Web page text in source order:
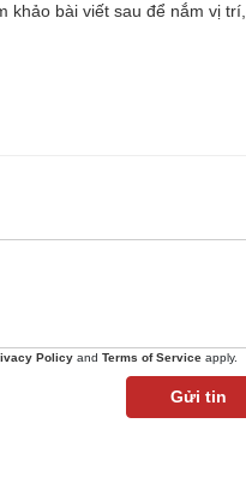
khảo bài viết sau để nắm vị
Policy and Terms of Service apply.
Gửi tin